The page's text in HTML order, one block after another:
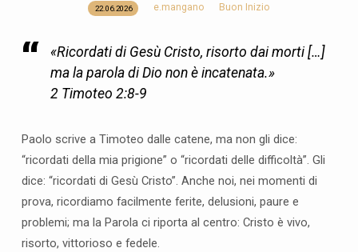
Ricordati
di
Cristo
22.06.2026 e.mangano Buon Inizio
«Ricordati di Gesù Cristo, risorto dai morti […]
ma la parola di Dio non è incatenata.»
2 Timoteo 2:8-9
Paolo scrive a Timoteo dalle catene, ma non gli dice:
“ricordati della mia prigione” o “ricordati delle difficoltà”. Gli
dice: “ricordati di Gesù Cristo”. Anche noi, nei momenti di
prova, ricordiamo facilmente ferite, delusioni, paure e
problemi; ma la Parola ci riporta al centro: Cristo è vivo,
risorto, vittorioso e fedele.